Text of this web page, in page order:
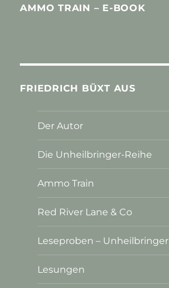
AMMO TRAIN – E-BOOK
FRIEDRICH BÜXT AUS
Der Autor
Die Unheilbringer-Reihe
Ammo Train
Red River Lane & Co
Leseproben – Unheilbringer
Lesungen